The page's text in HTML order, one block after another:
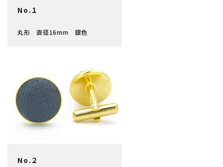
No.１
丸形 直径16mm 銀色
No.２